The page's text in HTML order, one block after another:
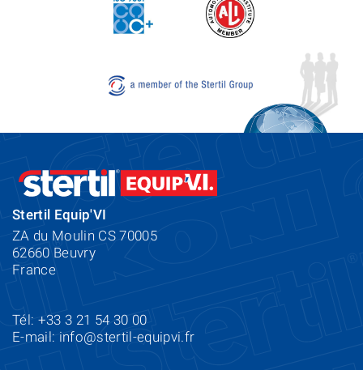
Stertil Equip'VI
ZA du Moulin CS 70005
62660 Beuvry
France
Tél: +33 3 21 54 30 00
E-mail: info@stertil-equipvi.fr